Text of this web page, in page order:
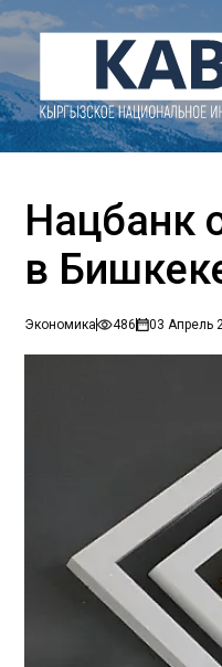
Нацбанк
в
Экономика 486 03 Апрель